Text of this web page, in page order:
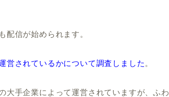
配信が始められます。
営されているかについて調査しました 。
大手企業によって運営されていますが、ふわ